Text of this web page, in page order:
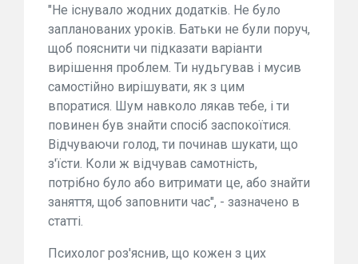
"Не існувало жодних додатків. Не було
запланованих уроків. Батьки не були поруч,
щоб пояснити чи підказати варіанти
вирішення проблем. Ти нудьгував і мусив
самостійно вирішувати, як з цим
впоратися. Шум навколо лякав тебе, і ти
повинен був знайти спосіб заспокоїтися.
Відчуваючи голод, ти починав шукати, що
з'їсти. Коли ж відчував самотність,
потрібно було або витримати це, або знайти
заняття, щоб заповнити час", - зазначено в
статті.
Психолог роз'яснив, що кожен з цих